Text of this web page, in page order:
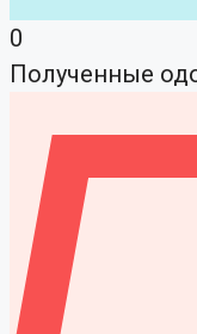
0
Полученные